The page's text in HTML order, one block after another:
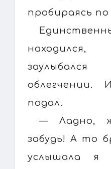
пробираясь
подал.
— Ладно,
забудь! А то
услышала я